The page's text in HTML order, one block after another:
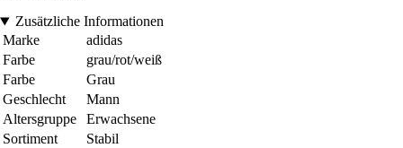
Zusätzliche Informationen
Marke
adidas
Farbe
grau/rot/weiß
Farbe
Grau
Geschlecht
Mann
Altersgruppe
Erwachsene
Sortiment
Stabil